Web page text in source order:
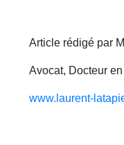
Article rédigé par
Avocat, Docteur
www.laurent-